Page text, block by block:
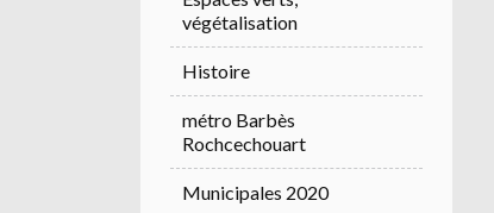
végétalisation
Histoire
métro Barbès
Rochcechouart
Municipales 2020